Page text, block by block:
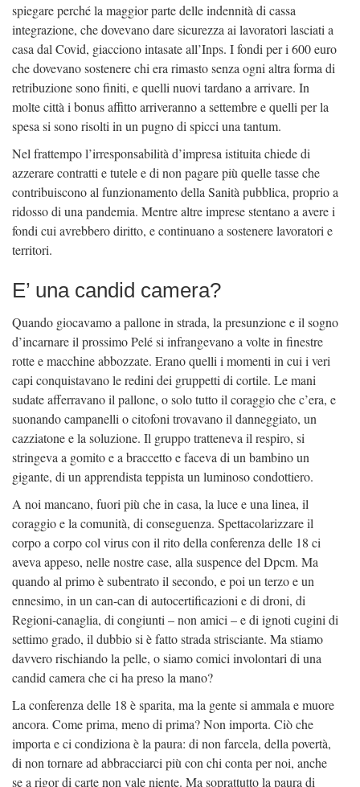
spiegare perché la maggior parte delle indennità di cassa
integrazione, che dovevano dare sicurezza ai lavoratori lasciati a
casa dal Covid, giacciono intasate all’Inps. I fondi per i 600 euro
che dovevano sostenere chi era rimasto senza ogni altra forma di
retribuzione sono finiti, e quelli nuovi tardano a arrivare. In
molte città i bonus affitto arriveranno a settembre e quelli per la
spesa si sono risolti in un pugno di spicci una tantum.
Nel frattempo l’irresponsabilità d’impresa istituita chiede di
azzerare contratti e tutele e di non pagare più quelle tasse che
contribuiscono al funzionamento della Sanità pubblica, proprio a
ridosso di una pandemia. Mentre altre imprese stentano a avere i
fondi cui avrebbero diritto, e continuano a sostenere lavoratori e
territori.
E’ una candid camera?
Quando giocavamo a pallone in strada, la presunzione e il sogno
d’incarnare il prossimo Pelé si infrangevano a volte in finestre
rotte e macchine abbozzate. Erano quelli i momenti in cui i veri
capi conquistavano le redini dei gruppetti di cortile. Le mani
sudate afferravano il pallone, o solo tutto il coraggio che c’era, e
suonando campanelli o citofoni trovavano il danneggiato, un
cazziatone e la soluzione. Il gruppo tratteneva il respiro, si
stringeva a gomito e a braccetto e faceva di un bambino un
gigante, di un apprendista teppista un luminoso condottiero.
A noi mancano, fuori più che in casa, la luce e una linea, il
coraggio e la comunità, di conseguenza. Spettacolarizzare il
corpo a corpo col virus con il rito della conferenza delle 18 ci
aveva appeso, nelle nostre case, alla suspence del Dpcm. Ma
quando al primo è subentrato il secondo, e poi un terzo e un
ennesimo, in un can-can di autocertificazioni e di droni, di
Regioni-canaglia, di congiunti – non amici – e di ignoti cugini di
settimo grado, il dubbio si è fatto strada strisciante. Ma stiamo
davvero rischiando la pelle, o siamo comici involontari di una
candid camera che ci ha preso la mano?
La conferenza delle 18 è sparita, ma la gente si ammala e muore
ancora. Come prima, meno di prima? Non importa. Ciò che
importa e ci condiziona è la paura: di non farcela, della povertà,
di non tornare ad abbracciarci più con chi conta per noi, anche
se a rigor di carte non vale niente. Ma soprattutto la paura di